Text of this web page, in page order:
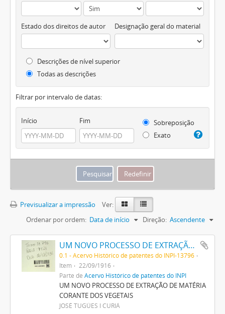
Estado dos direitos de autor Designação geral do material
Descrições de nível superior
Todas as descrições
Filtrar por intervalo de datas:
Início Fim
Sobreposição
Exato
Previsualizar a impressão
Ver:
Ordenar por ordem: Data de início Direção: Ascendente
UM NOVO PROCESSO DE EXTRAÇÃO DE MATERIA CORANTE DOS VEGETAES
0.1 - Acervo Histórico de patentes do INPI-13796
Item
22/09/1916
Parte de Acervo Histórico de patentes do INPI
UM NOVO PROCESSO DE EXTRAÇÃO DE MATÉRIA
CORANTE DOS VEGETAIS
JOSÉ TUGÚES I CURIÁ